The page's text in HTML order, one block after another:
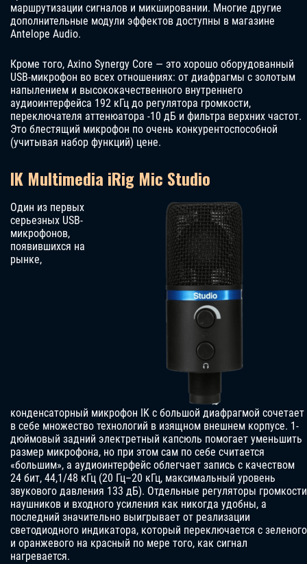
маршрутизации сигналов и микшировании. Многие другие
дополнительные модули эффектов доступны в магазине
Antelope Audio.
Кроме того, Axino Synergy Core — это хорошо оборудованный
USB-микрофон во всех отношениях: от диафрагмы с золотым
напылением и высококачественного внутреннего
аудиоинтерфейса 192 кГц до регулятора громкости,
переключателя аттенюатора -10 дБ и фильтра верхних частот.
Это блестящий микрофон по очень конкурентоспособной
(учитывая набор функций) цене.
IK Multimedia iRig Mic Studio
Один из первых
серьезных USB-
микрофонов,
появившихся на
рынке,
конденсаторный микрофон IK с большой диафрагмой сочетает
в себе множество технологий в изящном внешнем корпусе. 1-
дюймовый задний электретный капсюль помогает уменьшить
размер микрофона, но при этом сам по себе считается
«большим», а аудиоинтерфейс облегчает запись с качеством
24 бит, 44,1/48 кГц (20 Гц–20 кГц, максимальный уровень
звукового давления 133 дБ). Отдельные регуляторы громкости
наушников и входного усиления как никогда удобны, а
последний значительно выигрывает от реализации
светодиодного индикатора, который переключается с зеленого
и оранжевого на красный по мере того, как сигнал
нагревается.